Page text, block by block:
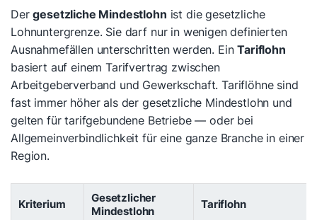
Dergesetzliche Mindestlohn ist die gesetzliche
Lohnuntergrenze. Sie darf nur in wenigen definierten
Ausnahmefällen unterschritten werden. EinTariflohn
basiert auf einem Tarifvertrag zwischen
Arbeitgeberverband und Gewerkschaft. Tariflöhne sind
fast immer höher als der gesetzliche Mindestlohn und
gelten für tarifgebundene Betriebe — oder bei
Allgemeinverbindlichkeit für eine ganze Branche in einer
Region.
Kriterium
Gesetzlicher
Mindestlohn
Tariflohn